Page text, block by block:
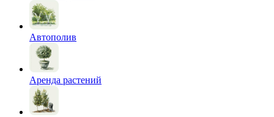
Автополив
Аренда растений